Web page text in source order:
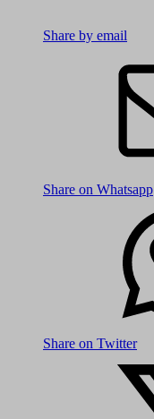
Share by email
Share on Whatsapp
Share on Twitter